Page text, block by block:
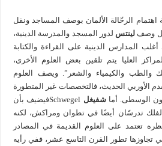
الرحّالة الألمان بوصف المساجد ونقل
وصف لينتس لدور المسجد والمدرسة الدينية،
المدارس الدينية على القراءة والكتابة
العليا يتم تلقين بعض العلوم الأخرى،
والطب والكيمياء والشعر”. ويصف العلوم
الأوربي الحديث، فالتخصصات غير المتطورة
الوسطى. أماشفيغل
Schwegelفيضيف بأن
تدرسّان أيضًا في تطوان ومراكش، لكنه
تعتمد على العلوم القديمة في المصادر
تجاوزها تطور القرن التاسع عشر، ففي رأيه